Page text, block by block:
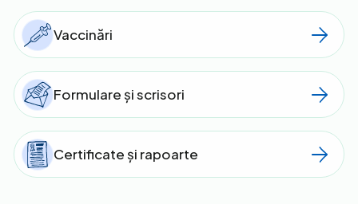
Vaccinări
Formulare și scrisori
Certificate și rapoarte